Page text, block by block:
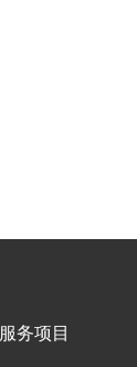
服务项目